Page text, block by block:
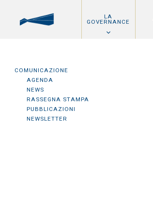
LA
GOVERNANCE
COMUNICAZIONE
AGENDA
NEWS
RASSEGNA STAMPA
PUBBLICAZIONI
NEWSLETTER